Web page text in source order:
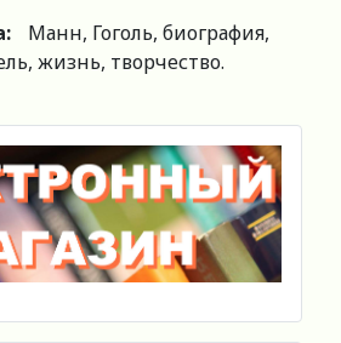
Манн, Гоголь, биография,
жизнь, творчество.